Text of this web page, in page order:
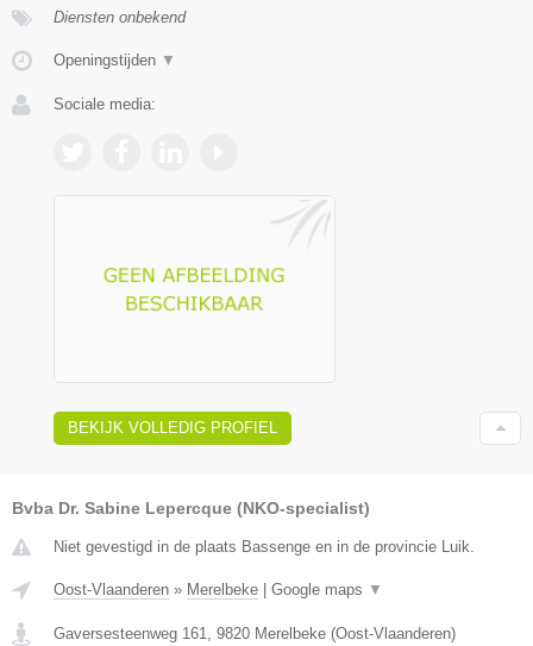
Diensten onbekend
Openingstijden ▼
Sociale media:
BEKIJK VOLLEDIG PROFIEL
Bvba Dr. Sabine Lepercque (NKO-specialist)
Niet gevestigd in de plaats Bassenge en in de provincie Luik.
Oost-Vlaanderen » Merelbeke Google maps ▼
Gaversesteenweg 161, 9820 Merelbeke (Oost-Vlaanderen)